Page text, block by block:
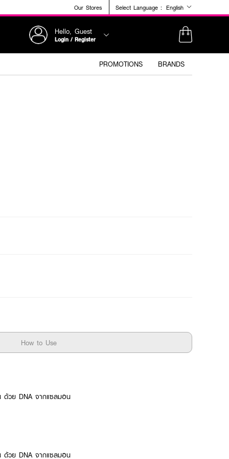
Our Stores Select Language : English
Hello, Guest
Login / Register
PROMOTIONS BRANDS
How to Use
ด้วย DNA จากแซลมอน
ด้วย DNA จากแซลมอน